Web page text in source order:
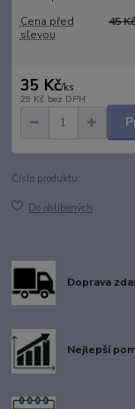
Cena před
slevou
45 Kč
35 Kč/ks
29 Kč bez DPH
Číslo produktu:
Do oblíbených
Doprava
Nejlepší